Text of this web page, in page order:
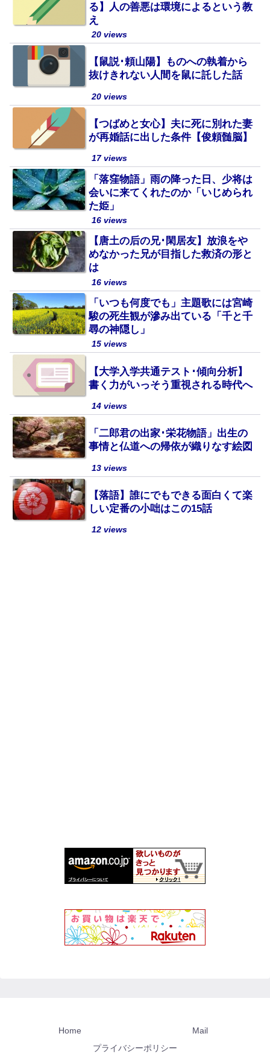
る】人の善悪は環境によるという教
え
20 views
【鼠説･頼山陽】ものへの執着から
抜けきれない人間を鼠に託した話
20 views
【つばめと女心】夫に死に別れた妻
が再婚話に出した条件【俊頼髄脳】
17 views
「落窪物語」雨の降った日、少将は
会いに来てくれたのか「いじめられ
た姫」
16 views
【唐土の后の兄･閑居友】放浪をや
めなかった兄が目指した救済の形と
は
16 views
「いつも何度でも」主題歌には宮崎
駿の死生観が滲み出ている「千と千
尋の神隠し」
15 views
【大学入学共通テスト･傾向分析】
書く力がいっそう重視される時代へ
14 views
「二郎君の出家･栄花物語」出生の
事情と仏道への帰依が織りなす絵図
13 views
【落語】誰にでもできる面白くて楽
しい定番の小咄はこの15話
12 views
Home
Mail
プライバシーポリシー